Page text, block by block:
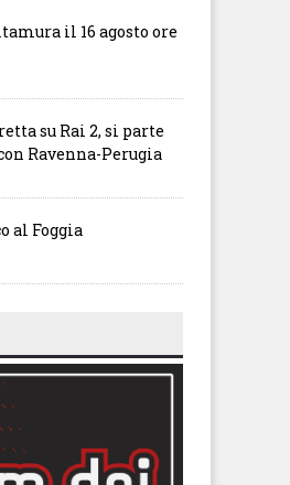
campionato: -5 in classifica
il 16 agosto ore
su Rai 2, si parte
Ravenna-Perugia
al Foggia